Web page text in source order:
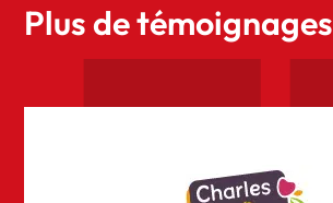
Plus de témoignages